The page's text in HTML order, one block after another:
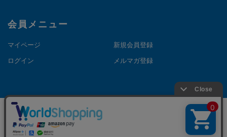
会員メニュー
マイページ 新規会員登録
ログイン メルマガ登録